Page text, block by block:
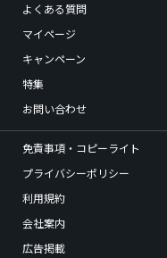
よくある質問
マイページ
キャンペーン
特集
お問い合わせ
免責事項・コピーライト
プライバシーポリシー
利用規約
会社案内
広告掲載